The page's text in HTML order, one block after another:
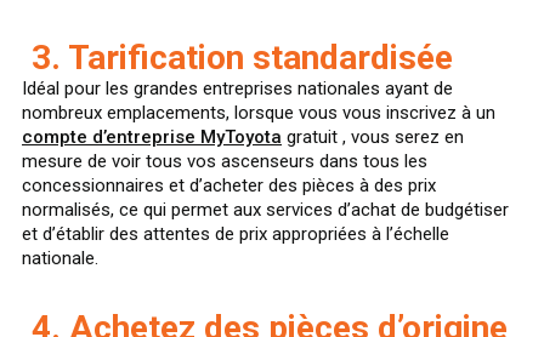
3. Tarification standardisée
Idéal pour les grandes entreprises nationales ayant de
nombreux emplacements, lorsque vous vous inscrivez à un
compte d’entreprise MyToyota gratuit , vous serez en
mesure de voir tous vos ascenseurs dans tous les
concessionnaires et d’acheter des pièces à des prix
normalisés, ce qui permet aux services d’achat de budgétiser
et d’établir des attentes de prix appropriées à l’échelle
nationale.
4. Achetez des pièces d’origine